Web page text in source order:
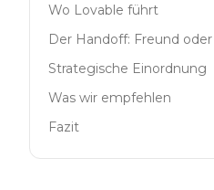
Wo Lovable führt
Der Handoff: Freund
Strategische Einordnung
Was wir empfehlen
Fazit